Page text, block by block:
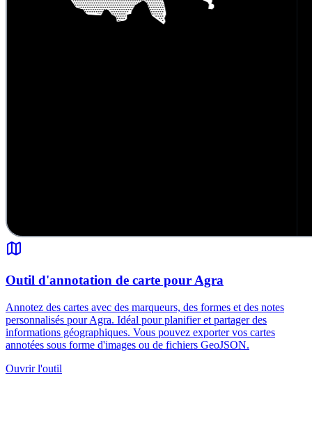
Outil d'annotation de carte pour Agra
Annotez des cartes avec des marqueurs, des formes et des notes
personnalisés pour Agra. Idéal pour planifier et partager des
informations géographiques. Vous pouvez exporter vos cartes
annotées sous forme d'images ou de fichiers GeoJSON.
Ouvrir l'outil